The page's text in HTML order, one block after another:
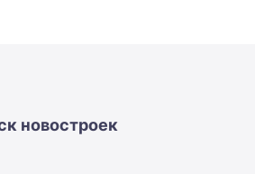
новостроек